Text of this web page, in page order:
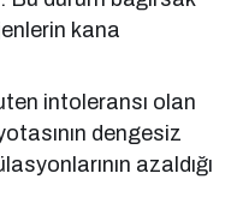
kana
intoleransı olan
dengesiz
azaldığı